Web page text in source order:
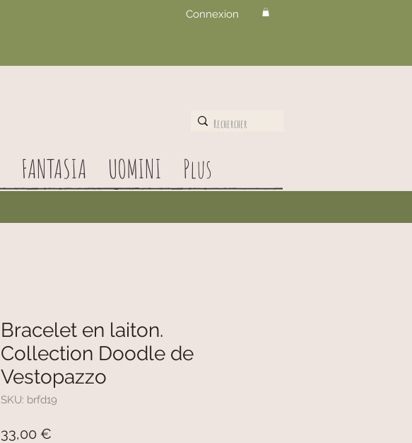
Connexion
FANTASIA UOMINI Plus
Bracelet en laiton.
Collection Doodle de
Vestopazzo
SKU: brfd19
33,00 €